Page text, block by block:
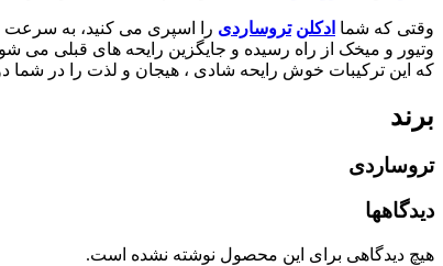
وقتی که شما ادکلن تروساردی را اسپری می کنید، به سرعت
وتیور و میخک از راه رسیده و جایگزین رایحه های قبلی می
که این ترکیبات خوش رایحه شادی ، هیجان و لذت را در شما
برند
تروساردی
دیدگاهها
هیچ دیدگاهی برای این محصول نوشته نشده است.